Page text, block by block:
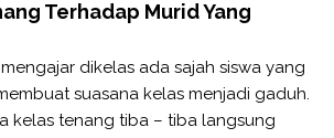
Terhadap Murid Yang
dikelas ada sajah siswa yang
suasana kelas menjadi gaduh.
kelas tenang tiba – tiba langsung